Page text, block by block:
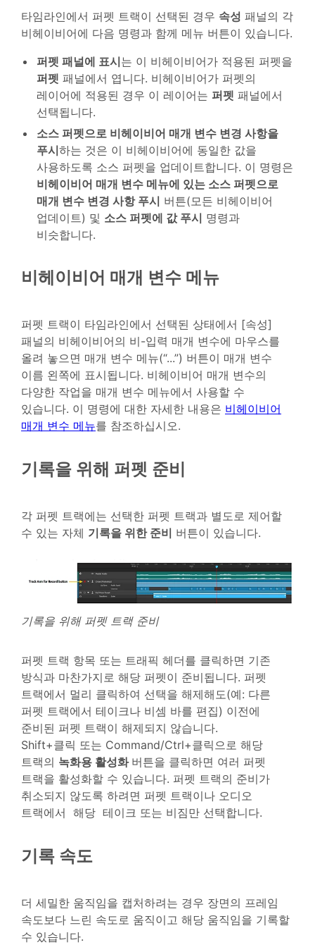
타임라인에서 퍼펫 트랙이 선택된 경우 속성 패널의 각
비헤이비어에 다음 명령과 함께 메뉴 버튼이 있습니다.
퍼펫 패널에 표시는 이 비헤이비어가 적용된 퍼펫을
퍼펫 패널에서 엽니다. 비헤이비어가 퍼펫의
레이어에 적용된 경우 이 레이어는 퍼펫 패널에서
선택됩니다.
소스 퍼펫으로 비헤이비어 매개 변수 변경 사항을
푸시하는 것은 이 비헤이비어에 동일한 값을
사용하도록 소스 퍼펫을 업데이트합니다. 이 명령은
비헤이비어 매개 변수 메뉴에 있는 소스 퍼펫으로
매개 변수 변경 사항 푸시 버튼(모든 비헤이비어
업데이트) 및 소스 퍼펫에 값 푸시 명령과
비슷합니다.
비헤이비어 매개 변수 메뉴
퍼펫 트랙이 타임라인에서 선택된 상태에서 [속성]
패널의 비헤이비어의 비-입력 매개 변수에 마우스를
올려 놓으면 매개 변수 메뉴(“...”) 버튼이 매개 변수
이름 왼쪽에 표시됩니다. 비헤이비어 매개 변수의
다양한 작업을 매개 변수 메뉴에서 사용할 수
있습니다. 이 명령에 대한 자세한 내용은 비헤이비어
매개 변수 메뉴를 참조하십시오.
기록을 위해 퍼펫 준비
각 퍼펫 트랙에는 선택한 퍼펫 트랙과 별도로 제어할
수 있는 자체 기록을 위한 준비 버튼이 있습니다.
기록을 위해 퍼펫 트랙 준비
퍼펫 트랙 항목 또는 트래픽 헤더를 클릭하면 기존
방식과 마찬가지로 해당 퍼펫이 준비됩니다. 퍼펫
트랙에서 멀리 클릭하여 선택을 해제해도(예: 다른
퍼펫 트랙에서 테이크나 비셈 바를 편집) 이전에
준비된 퍼펫 트랙이 해제되지 않습니다.
Shift+클릭 또는 Command/Ctrl+클릭으로 해당
트랙의 녹화용 활성화 버튼을 클릭하면 여러 퍼펫
트랙을 활성화할 수 있습니다. 퍼펫 트랙의 준비가
취소되지 않도록 하려면 퍼펫 트랙이나 오디오
트랙에서 해당 테이크 또는 비짐만 선택합니다.
기록 속도
더 세밀한 움직임을 캡처하려는 경우 장면의 프레임
속도보다 느린 속도로 움직이고 해당 움직임을 기록할
수 있습니다.